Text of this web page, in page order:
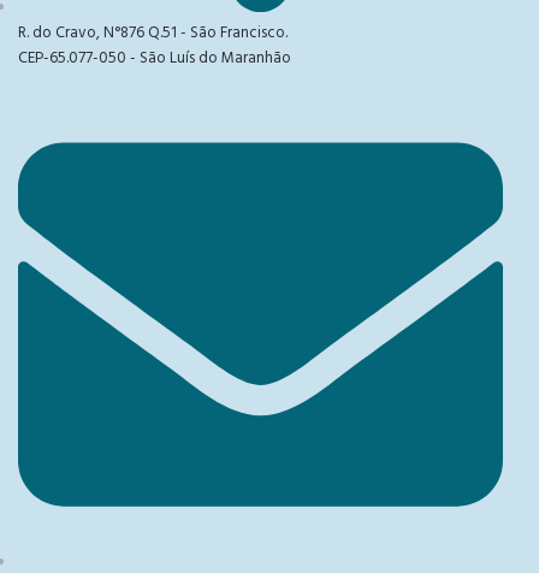
R. do Cravo, N°876 Q.51 - São Francisco.
CEP-65.077-050 - São Luís do Maranhão